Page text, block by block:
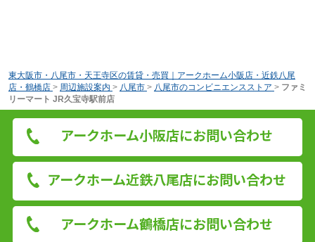
東大阪市・八尾市・天王寺区の賃貸・売買｜アークホーム小阪店・近鉄八尾
店・鶴橋店 > 周辺施設案内 > 八尾市 > 八尾市のコンビニエンスストア > ファミ
リーマート JR久宝寺駅前店
アークホーム小阪店にお問い合わせ
アークホーム近鉄八尾店にお問い合わせ
アークホーム鶴橋店にお問い合わせ